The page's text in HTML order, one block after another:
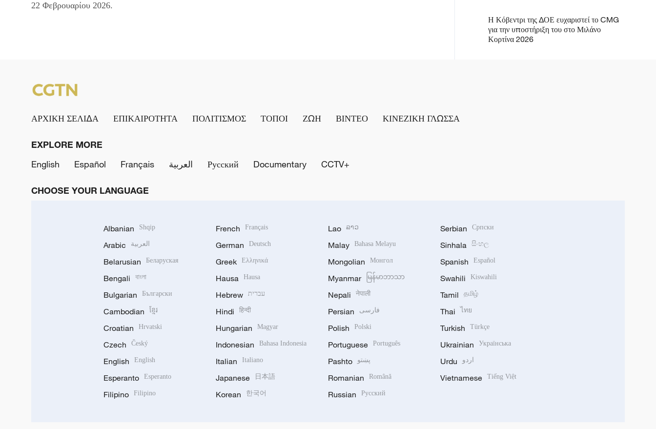
22 Φεβρουαρίου 2026.
Η Κόβεντρι της ΔΟΕ ευχαριστεί το CMG
για την υποστήριξη του στο Μιλάνο
Κορτίνα 2026
ΑΡΧΙΚΗ ΣΕΛΙΔΑ ΕΠΙΚΑΙΡΟΤΗΤΑ ΠΟΛΙΤΙΣΜΟΣ ΤΟΠΟΙ ΖΩΗ ΒΙΝΤΕΟ ΚΙΝΕΖΙΚΗ ΓΛΩΣΣΑ
EXPLORE MORE
English
Español Français العربية Русский Documentary CCTV+
CHOOSE YOUR LANGUAGE
Albanian Shqip
Arabic العربية
Belarusian Беларуская
Bengali বাংলা
Bulgarian Български
Cambodian ខ្មែរ
Croatian Hrvatski
Czech Český
English English
Esperanto Esperanto
Filipino Filipino
French Français
German Deutsch
Greek Ελληνικά
Hausa Hausa
Hebrew עברית
Hindi हिन्दी
Hungarian Magyar
Indonesian Bahasa Indonesia
Italian Italiano
Japanese 日本語
Korean 한국어
Lao ລາວ
Malay Bahasa Melayu
Mongolian Монгол
Myanmar မြန်မာဘာသာ
Nepali नेपाली
Persian فارسی
Polish Polski
Portuguese Português
Pashto پښتو
Romanian Română
Russian Русский
Serbian Српски
Sinhala සිංහල
Spanish Español
Swahili Kiswahili
Tamil தமிழ்
Thai ไทย
Turkish Türkçe
Ukrainian Українська
Urdu اردو
Vietnamese Tiếng Việt